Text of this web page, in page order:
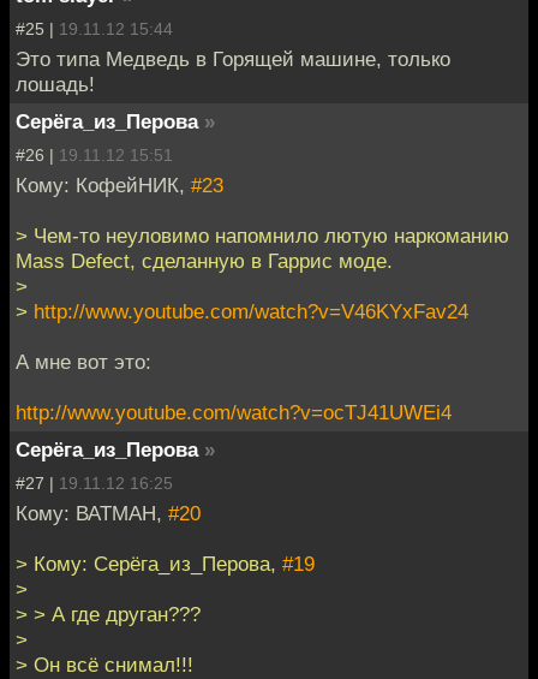
#25 | 19.11.12 15:44
Это типа Медведь в Горящей машине, только
лошадь!
Серёга_из_Перова »
#26 | 19.11.12 15:51
Кому: КофейНИК, #23
> Чем-то неуловимо напомнило лютую наркоманию
Mass Defect, сделанную в Гаррис моде.
>
> http://www.youtube.com/watch?v=V46KYxFav24
А мне вот это:
http://www.youtube.com/watch?v=ocTJ41UWEi4
Серёга_из_Перова »
#27 | 19.11.12 16:25
Кому: ВАТМАН, #20
> Кому: Серёга_из_Перова, #19
>
> > А где друган???
>
> Он всё снимал!!!